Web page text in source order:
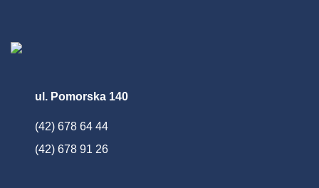
ul. Pomorska 140
(42) 678 64 44
(42) 678 91 26